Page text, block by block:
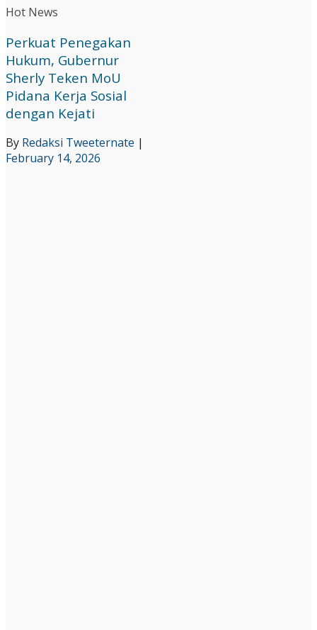
Hot News
Perkuat Penegakan
Hukum, Gubernur
Sherly Teken MoU
Pidana Kerja Sosial
dengan Kejati
By Redaksi Tweeternate |
February 14, 2026